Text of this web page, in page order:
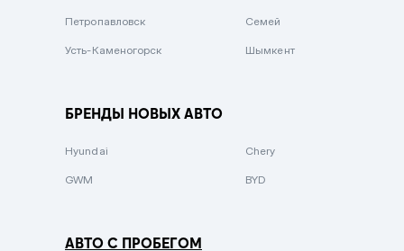
Зеленый металлик
Петропавловск Семей
Усть-Каменогорск Шымкент
БРЕНДЫ НОВЫХ АВТО
Hyundai Chery
GWM BYD
АВТО С ПРОБЕГОМ